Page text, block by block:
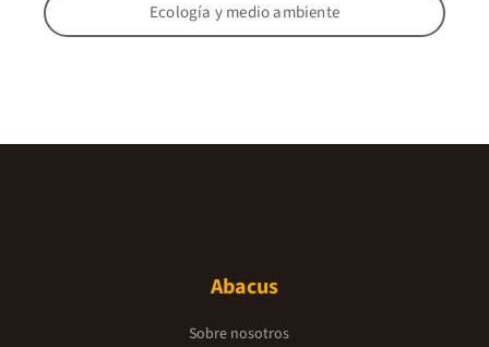
Ecología y medio ambiente
Abacus
Sobre nosotros